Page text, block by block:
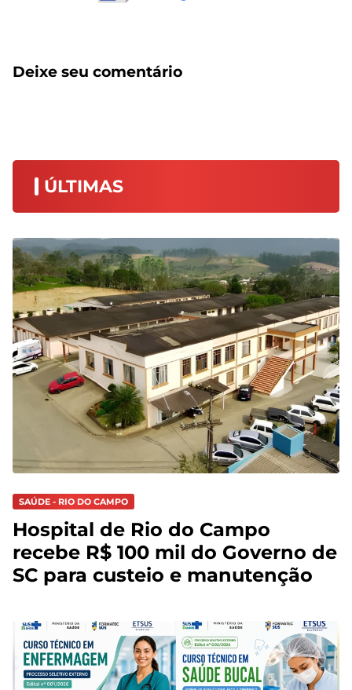
Deixe seu comentário
ÚLTIMAS
SAÚDE - RIO DO CAMPO
Hospital de Rio do Campo
recebe R$ 100 mil do Governo de
SC para custeio e manutenção